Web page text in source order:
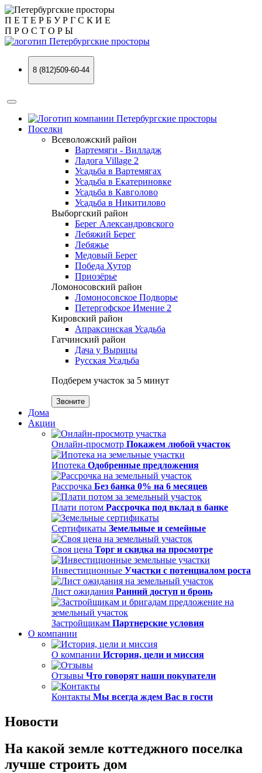
П Е Т Е Р Б У Р Г С К И Е
П Р О С Т О Р Ы
8 (812)509-60-44
Поселки
Всеволожский район
Вартемяги - Вилладж
Ладога Village 2
Усадьба в Вартемягах
Усадьба в Екатериновке
Усадьба в Кавголово
Усадьба в Никитилово
Выборгский район
Берег Александровского
Лебяжий Берег
Лебяжье
Медовый Берег
Победа Хутор
Приозёрье
Ломоносовский район
Ломоносовское Подворье
Петергофское Имение 2
Кировский район
Апраксинская Усадьба
Гатчинский район
Дача у Вырицы
Русская Усадьба
Подберем участок за 5 минут
Звоните
Дома
Акции
Онлайн-просмотр Покажем любой участок
Ипотека Одобренные предложения
Рассрочка Без банка 0% на 6 месяцев
Плати потом Рассрочка под вклад в банке
Сертификаты Земельные и семейные
Своя цена Торг и скидка на просмотре
Инвестиционные Участки с потенциалом роста
Лист ожидания Ранний доступ и бронь
Застройщикам Партнерские условия
О компании
О компании История, цели и миссия
Отзывы Что говорят наши покупатели
Контакты Мы всегда ждем Вас в гости
Новости
На какой земле коттеджного поселка
лучше строить дом